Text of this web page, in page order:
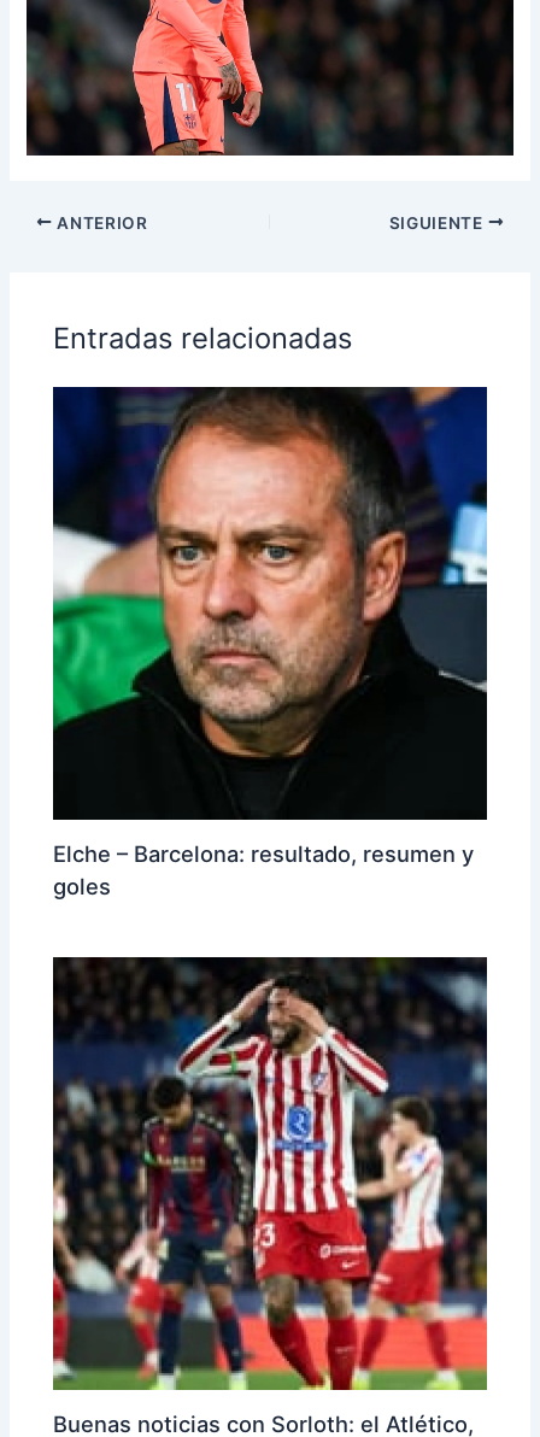
ANTERIOR SIGUIENTE
Entradas relacionadas
Elche – Barcelona: resultado, resumen y
goles
Buenas noticias con Sorloth: el Atlético,